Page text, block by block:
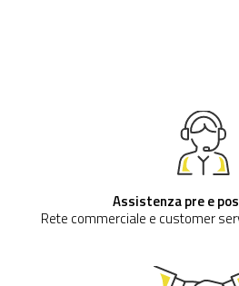
Assistenza pre e
Rete commerciale e customer